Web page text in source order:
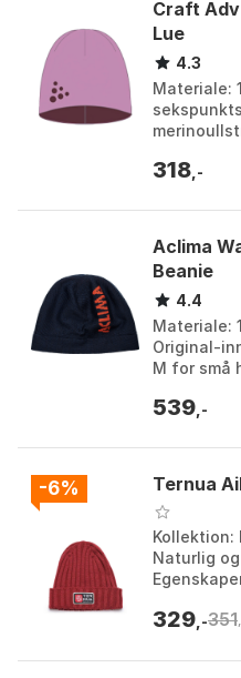
Craft
Lue
4.3
Materiale:
Lupine...
318 ,-
Aclima
Beanie
4.4
Materiale:
Original-
M for små
Fa...
539 ,-
-6% Ternua
Kollektion:
Naturlig
Innvendig
329 ,-351